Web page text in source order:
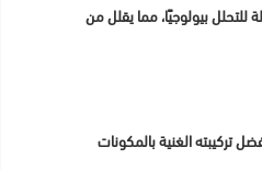
بيولوجيًا، مما يقلل من
تركيبته الغنية بالمكونات